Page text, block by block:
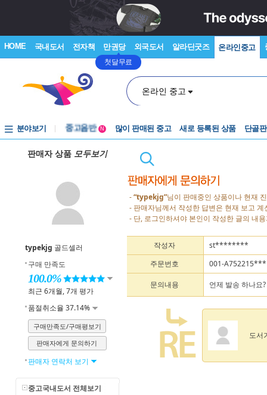
HOME 국내도서 전자책 만권당
첫달무료
외국도서 알라딘굿즈 온라인중고
온라인 중고
분야보기
중고음반
중고음반
N 많이 판매된 중고 새로 등록된 상품 단골
판매자 상품 모두보기
typekjg 골드셀러
구매 만족도
100.0%
최근 6개월, 7개 평가
품절취소율 37.14%
구매만족도/구매평보기
판매자에게 문의하기
판매자 연락처 보기
중고국내도서 전체보기
-“typekjg”님이 판매중인 상품이나 현재
- 판매자님께서 작성한 답변은 현재 보고
- 단, 로그인하셔야 본인이 작성한 글의 내
작성자
st********
주문번호
001-A752215***
문의내용 언제 발송 하나요?
도서